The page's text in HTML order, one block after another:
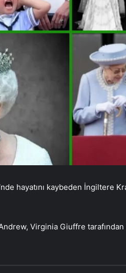
hayatını kaybeden İngiltere
Virginia Giuffre tarafından